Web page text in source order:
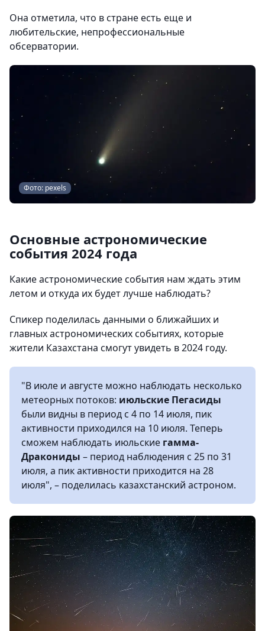
Она отметила, что в стране есть еще и
любительские, непрофессиональные
обсерватории.
Фото: pexels
Основные астрономические
события 2024 года
Какие астрономические события нам ждать этим
летом и откуда их будет лучше наблюдать?
Спикер поделилась данными о ближайших и
главных астрономических событиях, которые
жители Казахстана смогут увидеть в 2024 году.
"В июле и августе можно наблюдать несколько
метеорных потоков: июльские Пегасиды
были видны в период с 4 по 14 июля, пик
активности приходился на 10 июля. Теперь
сможем наблюдать июльские гамма-
Дракониды – период наблюдения с 25 по 31
июля, а пик активности приходится на 28
июля", – поделилась казахстанский астроном.